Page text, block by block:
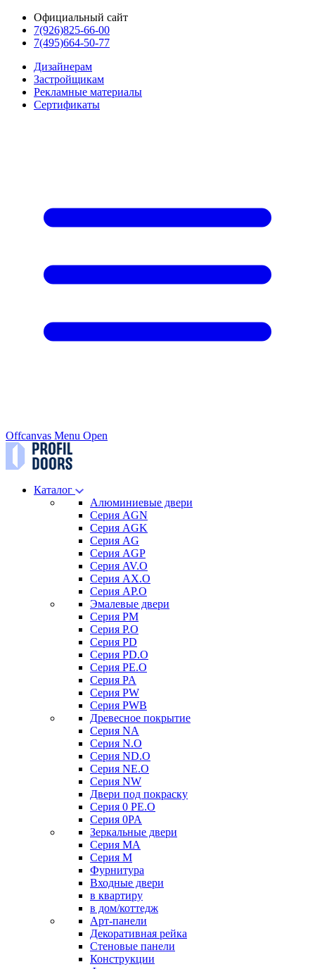
Официальный сайт
7(926)825-66-00
7(495)664-50-77
Дизайнерам
Застройщикам
Рекламные материалы
Сертификаты
Offcanvas Menu Open
Каталог
Алюминиевые двери
Серия AGN
Серия AGK
Серия AG
Серия AGP
Серия AV.O
Серия AX.O
Серия AP.O
Эмалевые двери
Серия PM
Серия P.O
Серия PD
Серия PD.O
Серия PE.O
Серия PA
Серия PW
Серия PWB
Древесное покрытие
Серия NA
Серия N.O
Серия ND.O
Серия NE.O
Серия NW
Двери под покраску
Серия 0 PE.O
Серия 0PA
Зеркальные двери
Серия MA
Серия M
Фурнитура
Входные двери
в квартиру
в дом/коттедж
Арт-панели
Декоративная рейка
Стеновые панели
Конструкции